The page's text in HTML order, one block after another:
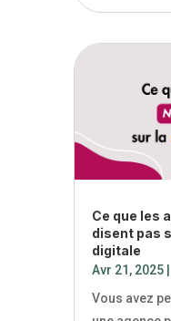
Ce que les
disent pas
digitale
Avr 21, 2025|
Vous avez